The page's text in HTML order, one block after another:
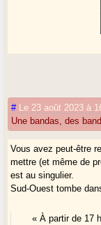
# Le 23 août 2023 à
Une bandas, des
Vous avez peut-être
mettre (et même de
est au singulier.
Sud-Ouest tombe
« À partir de 17